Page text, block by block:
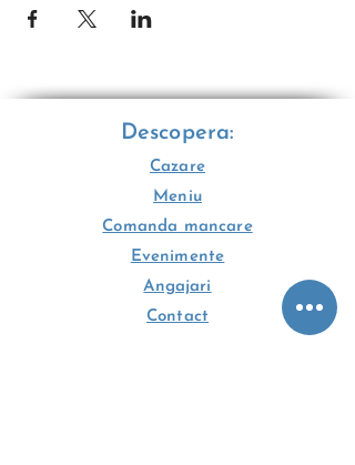
Descopera:
Cazare
Meniu
Comanda mancare
Evenimente
Angajari
Contact